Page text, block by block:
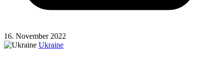
16. November 2022
Ukraine